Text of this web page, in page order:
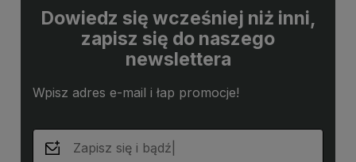
Dowiedz się wcześniej niż inni,
zapisz się do naszego
newslettera
Wpisz adres e-mail i łap promocje!